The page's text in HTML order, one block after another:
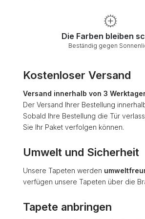
Die Farben bleiben
Beständig gegen
Kostenloser Versand
Versand innerhalb von 3
Der Versand Ihrer Bestellung
Sobald Ihre Bestellung die Tür
Sie Ihr Paket verfolgen können.
Umwelt und Sicherheit
Unsere Tapeten werden
verfügen unsere Tapeten über die
Tapete anbringen